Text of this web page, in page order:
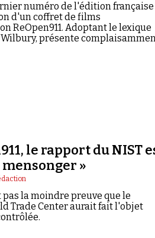
numéro de l'édition
d'un coffret de films
ReOpen911. Adoptant le lexique
présente
le rapport du NIST
mensonger »
la moindre preuve que le
Trade Center aurait fait l'objet